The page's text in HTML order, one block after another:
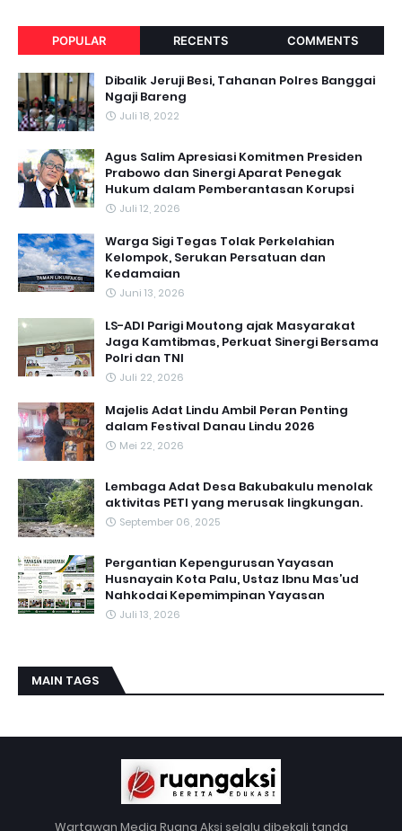
POPULAR RECENTS COMMENTS
Dibalik Jeruji Besi, Tahanan Polres Banggai
Ngaji Bareng
Juli 18, 2022
Agus Salim Apresiasi Komitmen Presiden
Prabowo dan Sinergi Aparat Penegak
Hukum dalam Pemberantasan Korupsi
Juli 12, 2026
Warga Sigi Tegas Tolak Perkelahian
Kelompok, Serukan Persatuan dan
Kedamaian
Juni 13, 2026
LS-ADI Parigi Moutong ajak Masyarakat
Jaga Kamtibmas, Perkuat Sinergi Bersama
Polri dan TNI
Juli 22, 2026
Majelis Adat Lindu Ambil Peran Penting
dalam Festival Danau Lindu 2026
Mei 22, 2026
Lembaga Adat Desa Bakubakulu menolak
aktivitas PETI yang merusak lingkungan.
September 06, 2025
Pergantian Kepengurusan Yayasan
Husnayain Kota Palu, Ustaz Ibnu Mas’ud
Nahkodai Kepemimpinan Yayasan
Juli 13, 2026
MAIN TAGS
Wartawan Media Ruang Aksi selalu dibekali tanda